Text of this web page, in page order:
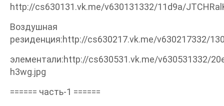
http://cs630131.vk.me/v630131332/11d9a/
Воздушная
резиденция:http://cs630217.vk.me/v630217332/
элементали:http://cs630531.vk.me/v630531332/
h3wg.jpg
====== часть-1 ======